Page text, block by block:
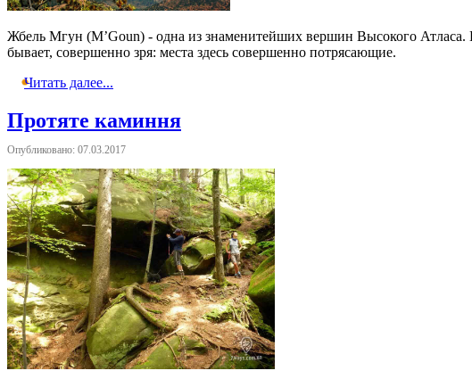
Жбель Мгун (M’Goun) - одна из знаменитейших вершин Высокого Атласа.
бывает, совершенно зря: места здесь совершенно потрясающие.
Читать далее...
Протяте каминня
Опубликовано: 07.03.2017